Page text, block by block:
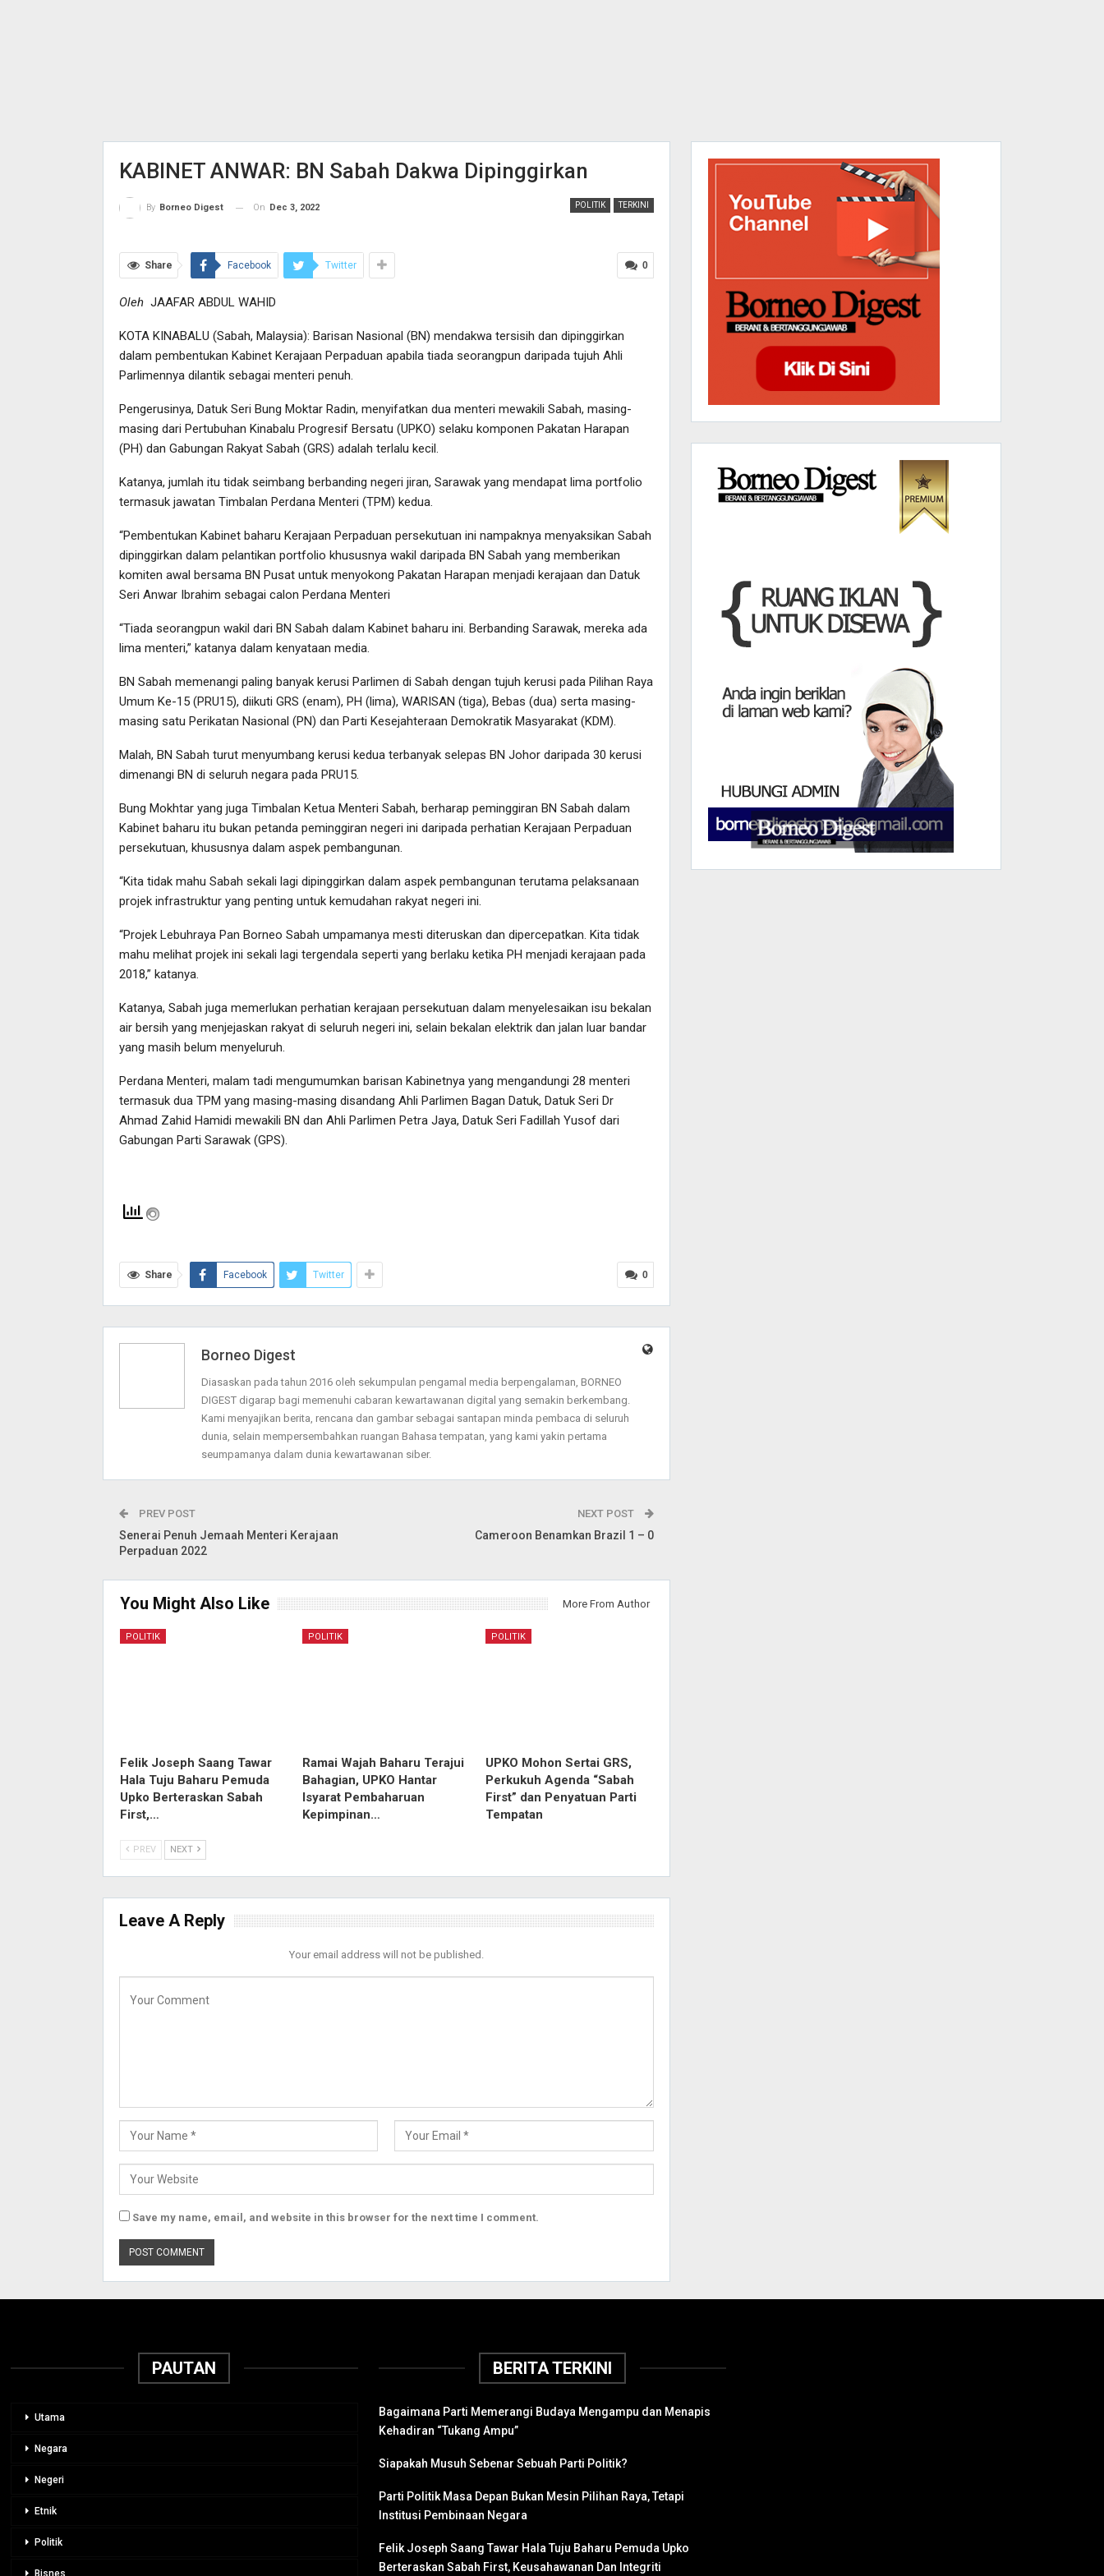
KABINET ANWAR: BN Sabah Dakwa Dipinggirkan
POLITIK TERKINI
By Borneo Digest On Dec 3, 2022
0
Share Facebook Twitter
Oleh JAAFAR ABDUL WAHID
KOTA KINABALU (Sabah, Malaysia): Barisan Nasional (BN) mendakwa tersisih dan dipinggirkan
dalam pembentukan Kabinet Kerajaan Perpaduan apabila tiada seorangpun daripada tujuh Ahli
Parlimennya dilantik sebagai menteri penuh.
Pengerusinya, Datuk Seri Bung Moktar Radin, menyifatkan dua menteri mewakili Sabah, masing-
masing dari Pertubuhan Kinabalu Progresif Bersatu (UPKO) selaku komponen Pakatan Harapan
(PH) dan Gabungan Rakyat Sabah (GRS) adalah terlalu kecil.
Katanya, jumlah itu tidak seimbang berbanding negeri jiran, Sarawak yang mendapat lima portfolio
termasuk jawatan Timbalan Perdana Menteri (TPM) kedua.
“Pembentukan Kabinet baharu Kerajaan Perpaduan persekutuan ini nampaknya menyaksikan Sabah
dipinggirkan dalam pelantikan portfolio khususnya wakil daripada BN Sabah yang memberikan
komiten awal bersama BN Pusat untuk menyokong Pakatan Harapan menjadi kerajaan dan Datuk
Seri Anwar Ibrahim sebagai calon Perdana Menteri
“Tiada seorangpun wakil dari BN Sabah dalam Kabinet baharu ini. Berbanding Sarawak, mereka ada
lima menteri,” katanya dalam kenyataan media.
BN Sabah memenangi paling banyak kerusi Parlimen di Sabah dengan tujuh kerusi pada Pilihan Raya
Umum Ke-15 (PRU15), diikuti GRS (enam), PH (lima), WARISAN (tiga), Bebas (dua) serta masing-
masing satu Perikatan Nasional (PN) dan Parti Kesejahteraan Demokratik Masyarakat (KDM).
Malah, BN Sabah turut menyumbang kerusi kedua terbanyak selepas BN Johor daripada 30 kerusi
dimenangi BN di seluruh negara pada PRU15.
Bung Mokhtar yang juga Timbalan Ketua Menteri Sabah, berharap peminggiran BN Sabah dalam
Kabinet baharu itu bukan petanda peminggiran negeri ini daripada perhatian Kerajaan Perpaduan
persekutuan, khususnya dalam aspek pembangunan.
“Kita tidak mahu Sabah sekali lagi dipinggirkan dalam aspek pembangunan terutama pelaksanaan
projek infrastruktur yang penting untuk kemudahan rakyat negeri ini.
“Projek Lebuhraya Pan Borneo Sabah umpamanya mesti diteruskan dan dipercepatkan. Kita tidak
mahu melihat projek ini sekali lagi tergendala seperti yang berlaku ketika PH menjadi kerajaan pada
2018,” katanya.
Katanya, Sabah juga memerlukan perhatian kerajaan persekutuan dalam menyelesaikan isu bekalan
air bersih yang menjejaskan rakyat di seluruh negeri ini, selain bekalan elektrik dan jalan luar bandar
yang masih belum menyeluruh.
Perdana Menteri, malam tadi mengumumkan barisan Kabinetnya yang mengandungi 28 menteri
termasuk dua TPM yang masing-masing disandang Ahli Parlimen Bagan Datuk, Datuk Seri Dr
Ahmad Zahid Hamidi mewakili BN dan Ahli Parlimen Petra Jaya, Datuk Seri Fadillah Yusof dari
Gabungan Parti Sarawak (GPS).
0
Share Facebook Twitter
Borneo Digest
Diasaskan pada tahun 2016 oleh sekumpulan pengamal media berpengalaman, BORNEO
DIGEST digarap bagi memenuhi cabaran kewartawanan digital yang semakin berkembang.
Kami menyajikan berita, rencana dan gambar sebagai santapan minda pembaca di seluruh
dunia, selain mempersembahkan ruangan Bahasa tempatan, yang kami yakin pertama
seumpamanya dalam dunia kewartawanan siber.
PREV POST
Senerai Penuh Jemaah Menteri Kerajaan
Perpaduan 2022
NEXT POST
Cameroon Benamkan Brazil 1 – 0
You Might Also Like More From Author
POLITIK
Felik Joseph Saang Tawar
Hala Tuju Baharu Pemuda
Upko Berteraskan Sabah
First,…
POLITIK
Ramai Wajah Baharu Terajui
Bahagian, UPKO Hantar
Isyarat Pembaharuan
Kepimpinan…
POLITIK
UPKO Mohon Sertai GRS,
Perkukuh Agenda “Sabah
First” dan Penyatuan Parti
Tempatan
PREV NEXT
Leave A Reply
Your email address will not be published.
Save my name, email, and website in this browser for the next time I comment.
PAUTAN
Utama
Negara
Negeri
Etnik
Politik
Bisnes
BERITA TERKINI
Bagaimana Parti Memerangi Budaya Mengampu dan Menapis
Kehadiran “Tukang Ampu”
Siapakah Musuh Sebenar Sebuah Parti Politik?
Parti Politik Masa Depan Bukan Mesin Pilihan Raya, Tetapi
Institusi Pembinaan Negara
Felik Joseph Saang Tawar Hala Tuju Baharu Pemuda Upko
Berteraskan Sabah First, Keusahawanan Dan Integriti